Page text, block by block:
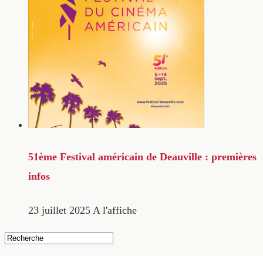
51ème Festival américain de Deauville : premières
infos
23 juillet 2025 A l'affiche